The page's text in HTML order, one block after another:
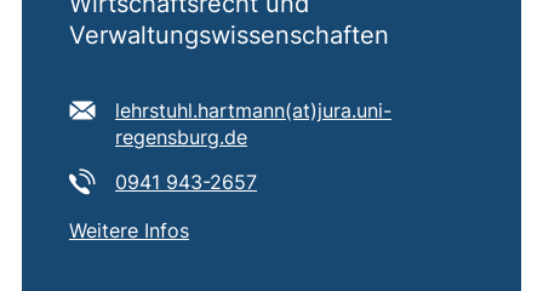
Verwaltungswissenschaften
E-Mail Adresse:
lehrstuhl.hartmann​(at)​jura.uni-
regensburg.de(öffnet Ihr E-Mail-Programm)
Tel:
0941 943-2657(startet einen Telefonanruf,
Weitere Infosvon
Prof. Dr. Bernd J. Hartmann, LL.M.
(externer Link, öffnet neues Fenster)